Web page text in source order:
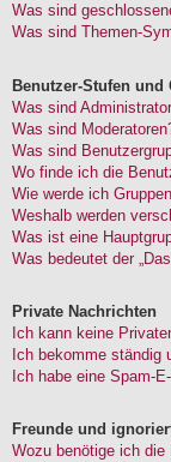
Was sind
Was sind Themen-
Benutzer-Stufen und
Was sind
Was sind
Was sind
Wo finde ich die
Wie werde ich
Weshalb werden
Was ist eine
Was bedeutet der
Private Nachrichten
Ich kann keine
Ich bekomme ständig
Ich habe eine Spam-
Freunde und
Wozu benötige ich die